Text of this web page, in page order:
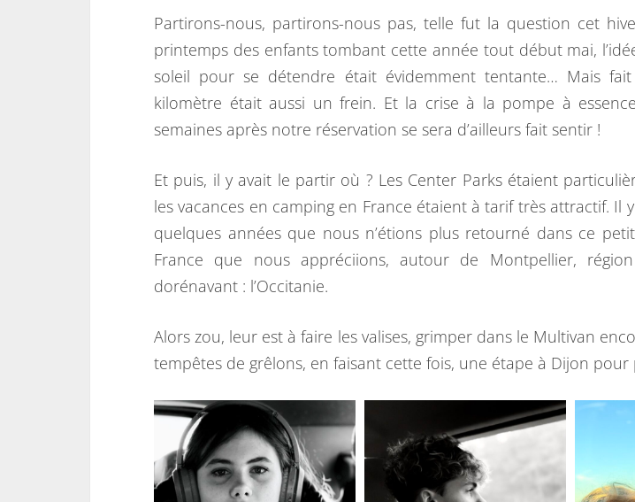
N
U
R
E
O
U
E
C
C
A
N
I
E
N
T
A
I
E
Partirons-nous, partirons-nous pas, telle fut la question cet
printemps des enfants tombant cette année tout début mai,
soleil pour se détendre était évidemment tentante… Mais
kilomètre était aussi un frein. Et la crise à la pompe à
semaines après notre réservation se sera d’ailleurs fait sentir !
Et puis, il y avait le partir où ? Les Center Parks étaient
les vacances en camping en France étaient à tarif très attractif. Il y
quelques années que nous n’étions plus retourné dans ce
France que nous appréciions, autour de Montpellier,
dorénavant : l’Occitanie.
Alors zou, leur est à faire les valises, grimper dans le Multivan
tempêtes de grêlons, en faisant cette fois, une étape à Dijon